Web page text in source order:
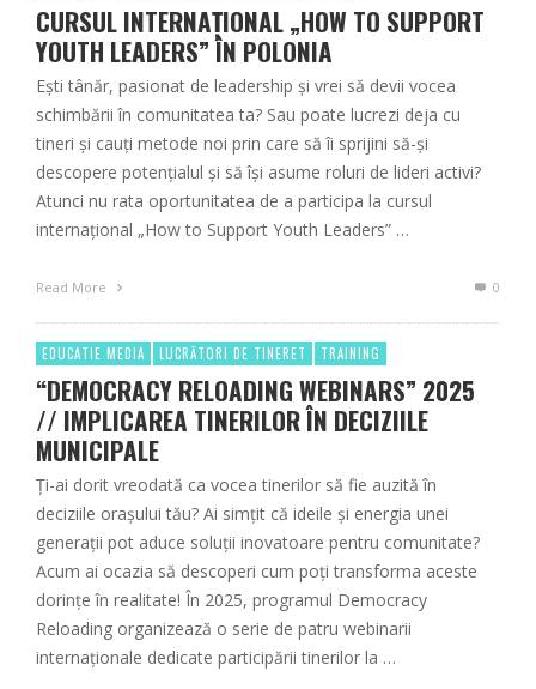
CURSUL INTERNAȚIONAL „HOW TO SUPPORT
YOUTH LEADERS” ÎN POLONIA
Ești tânăr, pasionat de leadership și vrei să devii vocea
schimbării în comunitatea ta? Sau poate lucrezi deja cu
tineri și cauți metode noi prin care să îi sprijini să-și
descopere potențialul și să își asume roluri de lideri activi?
Atunci nu rata oportunitatea de a participa la cursul
internațional „How to Support Youth Leaders” …
Read More 0
EDUCATIE MEDIA LUCRĂTORI DE TINERET TRAINING
“DEMOCRACY RELOADING WEBINARS” 2025
// IMPLICAREA TINERILOR ÎN DECIZIILE
MUNICIPALE
Ți-ai dorit vreodată ca vocea tinerilor să fie auzită în
deciziile orașului tău? Ai simțit că ideile și energia unei
generații pot aduce soluții inovatoare pentru comunitate?
Acum ai ocazia să descoperi cum poți transforma aceste
dorințe în realitate! În 2025, programul Democracy
Reloading organizează o serie de patru webinarii
internaționale dedicate participării tinerilor la …